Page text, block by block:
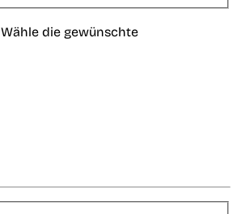
Wähle die gewünschte